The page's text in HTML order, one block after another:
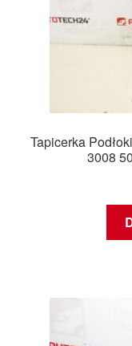
Tapicerka
3008